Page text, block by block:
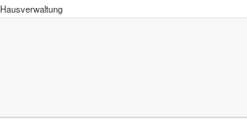
Hausverwaltung